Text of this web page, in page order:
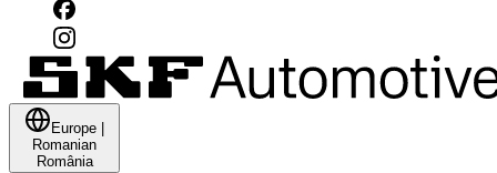
Europe
Romanian
România